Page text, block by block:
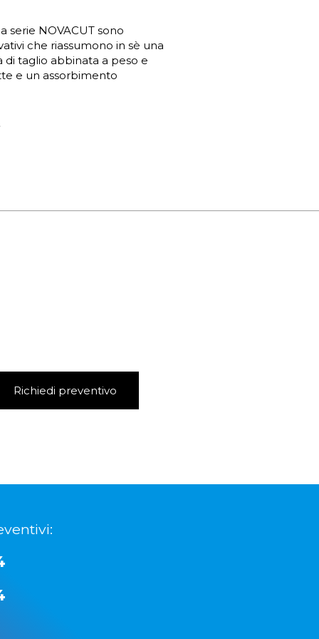
serie NOVACUT sono
che riassumono in sè una
di taglio abbinata a peso e
e un assorbimento
Richiedi preventivo